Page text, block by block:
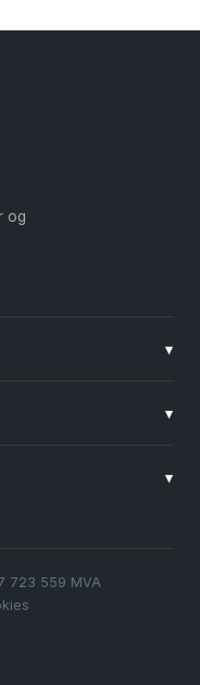
og
▾
▾
▾
723 559 MVA